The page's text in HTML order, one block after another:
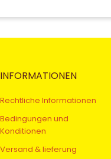
INFORMATIONEN
Rechtliche Informationen
Bedingungen und
Konditionen
Versand & lieferung